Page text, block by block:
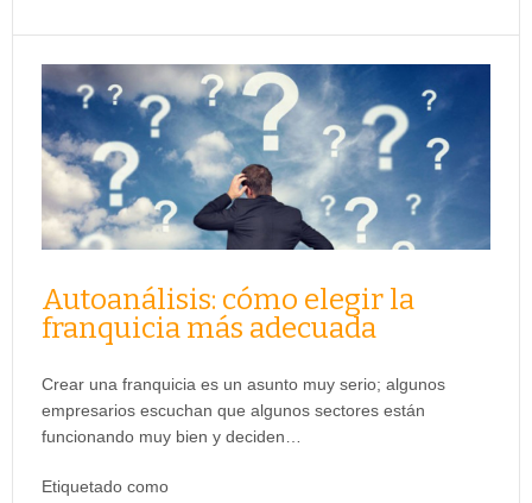
Autoanálisis: cómo elegir la
franquicia más adecuada
Crear una franquicia es un asunto muy serio; algunos
empresarios escuchan que algunos sectores están
funcionando muy bien y deciden…
Etiquetado como